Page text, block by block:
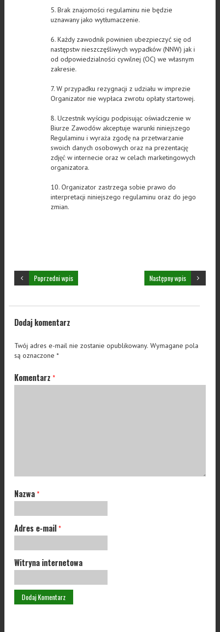
5. Brak znajomości regulaminu nie będzie
uznawany jako wytłumaczenie.
6. Każdy zawodnik powinien ubezpieczyć się od
następstw nieszczęśliwych wypadków (NNW) jak i
od odpowiedzialności cywilnej (OC) we własnym
zakresie.
7. W przypadku rezygnacji z udziału w imprezie
Organizator nie wypłaca zwrotu opłaty startowej.
8. Uczestnik wyścigu podpisując oświadczenie w
Biurze Zawodów akceptuje warunki niniejszego
Regulaminu i wyraża zgodę na przetwarzanie
swoich danych osobowych oraz na prezentację
zdjęć w internecie oraz w celach marketingowych
organizatora.
10. Organizator zastrzega sobie prawo do
interpretacji niniejszego regulaminu oraz do jego
zmian.
Następny wpis
Poprzedni wpis
Dodaj komentarz
Twój adres e-mail nie zostanie opublikowany. Wymagane pola
są oznaczone*
Komentarz*
Nazwa*
Adres e-mail*
Witryna internetowa